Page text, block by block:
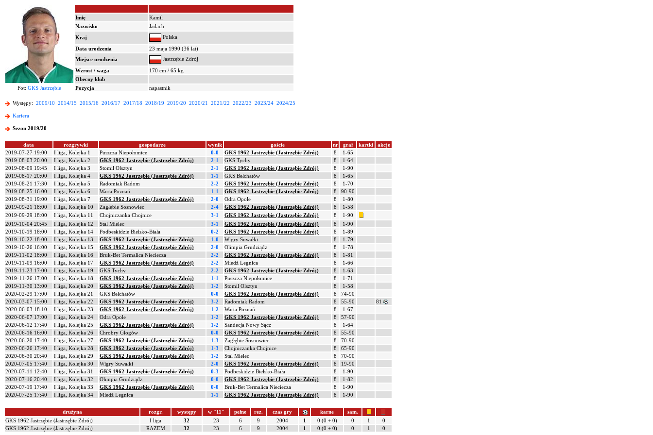
Imię
Kamil
Nazwisko
Jadach
Kraj
Polska
Data urodzenia
23 maja 1990 (36 lat)
Miejsce urodzenia
Jastrzębie Zdrój
Wzrost / waga
170 cm / 65 kg
Obecny klub
Fot: GKS Jastrzębie Pozycja napastnik
Występy: 2009/10 2014/15 2015/16 2016/17 2017/18 2018/19 2019/20 2020/21 2021/22 2022/23 2023/24 2024/25
Kariera
Sezon 2019/20
data rozgrywki gospodarze wynik goście nr grał kartki
akcje
2019-07-27 19:00
I liga, Kolejka 1 Puszcza Niepołomice 0-0 GKS 1962 Jastrzębie (Jastrzębie Zdrój) 8
1-65
2019-08-03 20:00
I liga, Kolejka 2 GKS 1962 Jastrzębie (Jastrzębie Zdrój) 2-1 GKS Tychy 8
1-64
2019-08-09 19:45
I liga, Kolejka 3 Stomil Olsztyn 2-1 GKS 1962 Jastrzębie (Jastrzębie Zdrój) 8
1-90
2019-08-17 20:00
I liga, Kolejka 4 GKS 1962 Jastrzębie (Jastrzębie Zdrój) 1-1 GKS Bełchatów 8
1-65
2019-08-21 17:30
I liga, Kolejka 5 Radomiak Radom 2-2 GKS 1962 Jastrzębie (Jastrzębie Zdrój) 8
1-70
2019-08-25 16:00
I liga, Kolejka 6 Warta Poznań 1-1 GKS 1962 Jastrzębie (Jastrzębie Zdrój) 8
90-90
2019-08-31 19:00
I liga, Kolejka 7 GKS 1962 Jastrzębie (Jastrzębie Zdrój) 2-0 Odra Opole 8
1-80
2019-09-21 18:00
I liga, Kolejka 10 Zagłębie Sosnowiec 2-4 GKS 1962 Jastrzębie (Jastrzębie Zdrój) 8
1-58
2019-09-29 18:00
I liga, Kolejka 11 Chojniczanka Chojnice 3-1 GKS 1962 Jastrzębie (Jastrzębie Zdrój) 8
1-90
2019-10-04 20:45
I liga, Kolejka 12 Stal Mielec 3-1 GKS 1962 Jastrzębie (Jastrzębie Zdrój) 8
1-90
2019-10-19 18:00
I liga, Kolejka 14 Podbeskidzie Bielsko-Biała 0-2 GKS 1962 Jastrzębie (Jastrzębie Zdrój) 8
1-89
2019-10-22 18:00
I liga, Kolejka 13 GKS 1962 Jastrzębie (Jastrzębie Zdrój) 1-0 Wigry Suwałki 8
1-79
2019-10-26 16:00
I liga, Kolejka 15 GKS 1962 Jastrzębie (Jastrzębie Zdrój) 2-0 Olimpia Grudziądz 8
1-78
2019-11-02 18:00
I liga, Kolejka 16 Bruk-Bet Termalica Nieciecza 2-2 GKS 1962 Jastrzębie (Jastrzębie Zdrój) 8
1-81
2019-11-09 16:00
I liga, Kolejka 17 GKS 1962 Jastrzębie (Jastrzębie Zdrój) 2-2 Miedź Legnica 8
1-66
2019-11-23 17:00
I liga, Kolejka 19 GKS Tychy 2-2 GKS 1962 Jastrzębie (Jastrzębie Zdrój) 8
1-63
2019-11-26 17:00
I liga, Kolejka 18 GKS 1962 Jastrzębie (Jastrzębie Zdrój) 1-1 Puszcza Niepołomice 8
1-71
2019-11-30 13:00
I liga, Kolejka 20 GKS 1962 Jastrzębie (Jastrzębie Zdrój) 1-2 Stomil Olsztyn 8
1-58
2020-02-29 17:00
I liga, Kolejka 21 GKS Bełchatów 0-0 GKS 1962 Jastrzębie (Jastrzębie Zdrój) 8
74-90
2020-03-07 15:00
I liga, Kolejka 22 GKS 1962 Jastrzębie (Jastrzębie Zdrój) 3-2 Radomiak Radom 8 55-90
81
2020-06-03 18:10
I liga, Kolejka 23 GKS 1962 Jastrzębie (Jastrzębie Zdrój) 1-2 Warta Poznań 8
1-67
2020-06-07 17:00
I liga, Kolejka 24 Odra Opole 1-2 GKS 1962 Jastrzębie (Jastrzębie Zdrój) 8
57-90
2020-06-12 17:40
I liga, Kolejka 25 GKS 1962 Jastrzębie (Jastrzębie Zdrój) 1-2 Sandecja Nowy Sącz 8
1-64
2020-06-16 16:00
I liga, Kolejka 26 Chrobry Głogów 0-0 GKS 1962 Jastrzębie (Jastrzębie Zdrój) 8
55-90
2020-06-20 17:40
I liga, Kolejka 27 GKS 1962 Jastrzębie (Jastrzębie Zdrój) 1-3 Zagłębie Sosnowiec 8
70-90
2020-06-26 17:40
I liga, Kolejka 28 GKS 1962 Jastrzębie (Jastrzębie Zdrój) 1-3 Chojniczanka Chojnice 8
65-90
2020-06-30 20:40
I liga, Kolejka 29 GKS 1962 Jastrzębie (Jastrzębie Zdrój) 1-2 Stal Mielec 8
70-90
2020-07-05 17:40
I liga, Kolejka 30 Wigry Suwałki 2-0 GKS 1962 Jastrzębie (Jastrzębie Zdrój) 8
19-90
2020-07-11 12:40
I liga, Kolejka 31 GKS 1962 Jastrzębie (Jastrzębie Zdrój) 0-3 Podbeskidzie Bielsko-Biała 8
1-90
2020-07-16 20:40
I liga, Kolejka 32 Olimpia Grudziądz 0-0 GKS 1962 Jastrzębie (Jastrzębie Zdrój) 8
1-82
2020-07-19 17:40
I liga, Kolejka 33 GKS 1962 Jastrzębie (Jastrzębie Zdrój) 0-0 Bruk-Bet Termalica Nieciecza 8
1-90
2020-07-25 17:40
I liga, Kolejka 34 Miedź Legnica 1-1 GKS 1962 Jastrzębie (Jastrzębie Zdrój) 8 1-90
drużyna rozgr. występy w "11" pełne rez. czas gry karne
sam.
GKS 1962 Jastrzębie (Jastrzębie Zdrój)
I liga 32 23 6 9 2004 1 0 (0 + 0) 0 1
0
GKS 1962 Jastrzębie (Jastrzębie Zdrój)
RAZEM 32 23 6 9 2004 1 0 (0 + 0) 0 1 0